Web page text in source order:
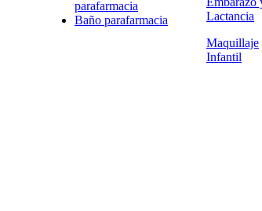
parafarmacia
Baño parafarmacia
Lactancia
Maquillaje
Infantil